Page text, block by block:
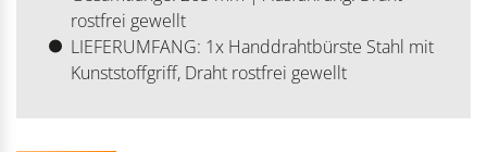
rostfrei gewellt
LIEFERUMFANG: 1x Handdrahtbürste Stahl mit
Kunststoffgriff, Draht rostfrei gewellt